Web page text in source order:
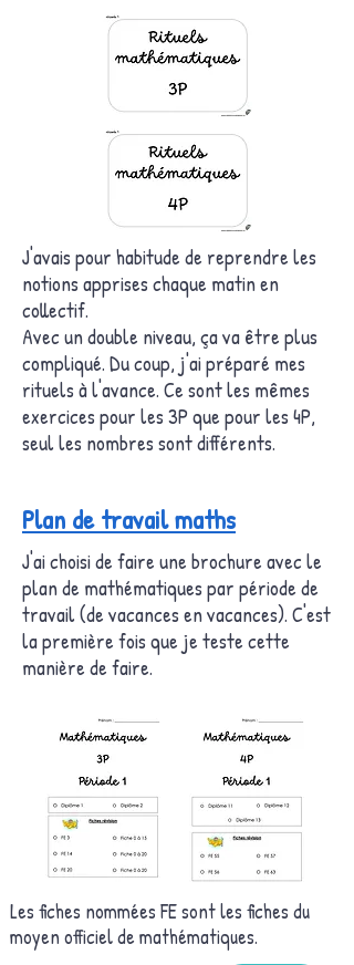
J'avais pour habitude de reprendre les
notions apprises chaque matin en
collectif.
Avec un double niveau, ça va être plus
compliqué. Du coup, j'ai préparé mes
rituels à l'avance. Ce sont les mêmes
exercices pour les 3P que pour les 4P,
seul les nombres sont différents.
Plan de travail maths
J'ai choisi de faire une brochure avec le
plan de mathématiques par période de
travail (de vacances en vacances). C'est
la première fois que je teste cette
manière de faire.
Les fiches nommées FE sont les fiches du
moyen officiel de mathématiques.